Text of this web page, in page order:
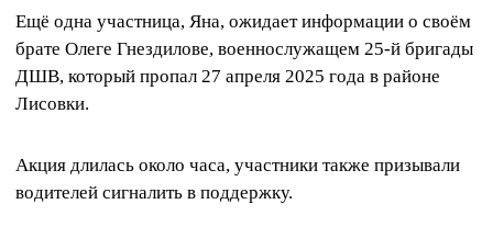
Ещё одна участница, Яна, ожидает информации о своём
брате Олеге Гнездилове, военнослужащем 25-й бригады
ДШВ, который пропал 27 апреля 2025 года в районе
Лисовки.
Акция длилась около часа, участники также призывали
водителей сигналить в поддержку.